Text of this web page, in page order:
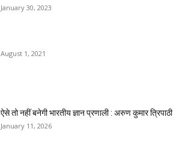
January 30, 2023
August 1, 2021
ऐसे तो नहीं बनेगी भारतीय ज्ञान प्रणाली : अरुण कुमार त्रिपाठी
January 11, 2026